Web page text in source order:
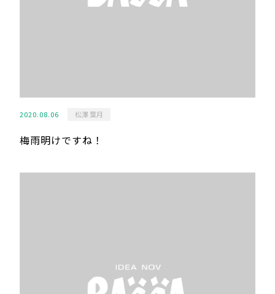
2020.08.06 松澤 葉月
梅雨明けですね！